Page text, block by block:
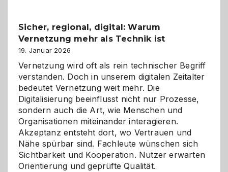
ein
dreifaches
Alaaf!
Sicher, regional, digital: Warum
Vernetzung mehr als Technik ist
19. Januar 2026
Vernetzung wird oft als rein technischer Begriff
verstanden. Doch in unserem digitalen Zeitalter
bedeutet Vernetzung weit mehr. Die
Digitalisierung beeinflusst nicht nur Prozesse,
sondern auch die Art, wie Menschen und
Organisationen miteinander interagieren.
Akzeptanz entsteht dort, wo Vertrauen und
Nähe spürbar sind. Fachleute wünschen sich
Sichtbarkeit und Kooperation. Nutzer erwarten
Orientierung und geprüfte Qualität.